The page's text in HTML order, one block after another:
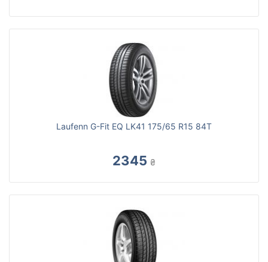
Laufenn G-Fit EQ LK41 175/65 R15 84T
2345 ₴